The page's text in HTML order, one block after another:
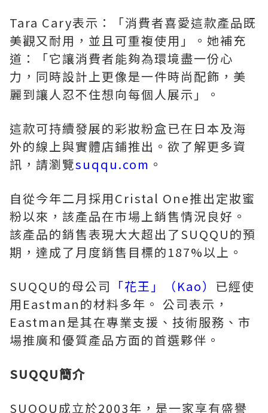
Tara Cary表示：「消費者喜愛這款產品既
美觀又耐用，並且可重複使用」。她補充
道：「它讓消費者能夠為環境盡一份心
力，同時設計上更像是一件時尚配飾，美
麗到讓人忍不住想向每個人展示」。
這款可持續發展的彩妝粉盒已在日本及海
外的線上與實體店鋪推出。欲了解更多資
訊，請瀏覽suqqu.com 。
自從今年二月採用Cristal One推出定妝蜜
粉以來，該產品在市場上銷售情況良好。
該產品的銷售表現大大超出了SUQQU的預
期，達成了月度銷售目標的187%以上。
SUQQU的母公司 「花王」（Kao） 已經使
用Eastman的材料多年。 公司表示，
Eastman是其在專業支援、技術服務、市
場推廣和優質產品方面的首選夥伴。
SUQQU簡介
SUQQU成立於2003年，是一家享有盛譽